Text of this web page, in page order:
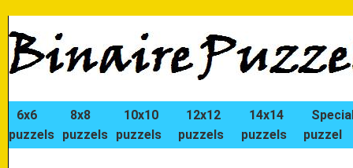
6x6
puzzels
8x8
puzzels
10x10
puzzels
12x12
puzzels
14x14
puzzels
puzzel